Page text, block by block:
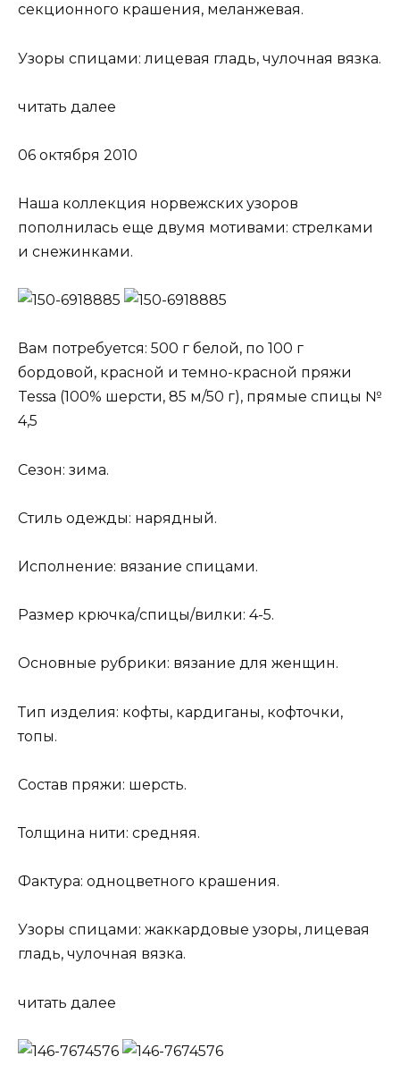
секционного крашения, меланжевая.
Узоры спицами: лицевая гладь, чулочная вязка.
читать далее
06 октября 2010
Наша коллекция норвежских узоров
пополнилась еще двумя мотивами: стрелками
и снежинками.
Вам потребуется: 500 г белой, по 100 г
бордовой, красной и темно-красной пряжи
Tessa (100% шерсти, 85 м/50 г), прямые спицы №
4,5
Сезон: зима.
Стиль одежды: нарядный.
Исполнение: вязание спицами.
Размер крючка/спицы/вилки: 4-5.
Основные рубрики: вязание для женщин.
Тип изделия: кофты, кардиганы, кофточки,
топы.
Состав пряжи: шерсть.
Толщина нити: средняя.
Фактура: одноцветного крашения.
Узоры спицами: жаккардовые узоры, лицевая
гладь, чулочная вязка.
читать далее